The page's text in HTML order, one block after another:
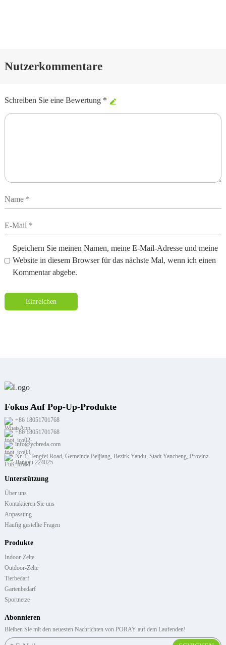
Nutzerkommentare
Schreiben Sie eine Bewertung *
Speichern Sie meinen Namen, meine E-Mail-Adresse und meine
Website in diesem Browser für das nächste Mal, wenn ich einen
Kommentar abgebe.
Einreichen
Fokus Auf Pop-Up-Produkte
+86 18051701768
+86 18051701768
info@ycbreda.com
Nr. 1, Tengfei Road, Gemeinde Beijiang, Bezirk Yandu, Stadt Yancheng, Provinz
Jiangsu 224025
Unterstützung
Über uns
Kontaktieren Sie uns
Anpassung
Häufig gestellte Fragen
Produkte
Indoor-Zelte
Outdoor-Zelte
Tierbedarf
Gartenbedarf
Sportnetze
Abonnieren
Bleiben Sie mit den neuesten Nachrichten von PORAY auf dem Laufenden!